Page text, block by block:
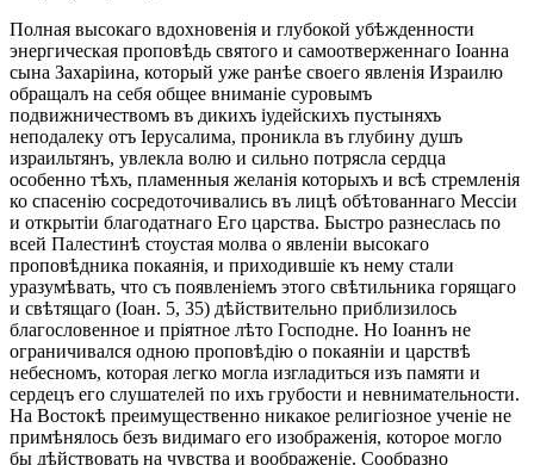
Полная высокаго вдохновенія и глубокой убѣжденности
энергическая проповѣдь святого и самоотверженнаго Іоанна
сына Захаріина, который уже ранѣе своего явленія Израилю
обращалъ на себя общее вниманіе суровымъ
подвижничествомъ въ дикихъ іудейскихъ пустыняхъ
неподалеку отъ Іерусалима, проникла въ глубину душъ
израильтянъ, увлекла волю и сильно потрясла сердца
особенно тѣхъ, пламенныя желанія которыхъ и всѣ стремленія
ко спасенію сосредоточивались въ лицѣ обѣтованнаго Мессіи
и открытіи благодатнаго Его царства. Быстро разнеслась по
всей Палестинѣ стоустая молва о явленіи высокаго
проповѣдника покаянія, и приходившіе къ нему стали
уразумѣвать, что съ появленіемъ этого свѣтильника горящаго
и свѣтящаго (Іоан. 5, 35) дѣйствительно приблизилось
благословенное и пріятное лѣто Господне. Но Іоаннъ не
ограничивался одною проповѣдію о покаяніи и царствѣ
небесномъ, которая легко могла изгладиться изъ памяти и
сердецъ его слушателей по ихъ грубости и невнимательности.
На Востокѣ преимущественно никакое религіозное ученіе не
примѣнялось безъ видимаго его изображенія, которое могло
бы дѣйствовать на чувства и воображеніе. Сообразно